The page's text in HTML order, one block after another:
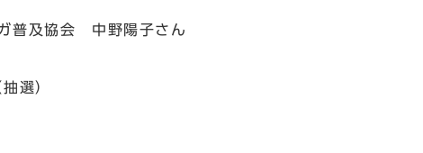
普及協会 中野陽子さん
選）